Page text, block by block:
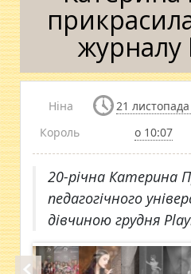
журналу
Ніна
Король
21
о 10:07
20-річна Катерина
педагогічного
дівчиною грудня